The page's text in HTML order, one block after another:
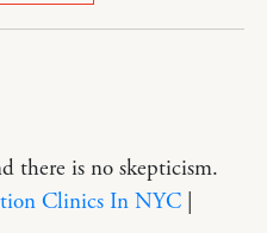
there is no skepticism.
Clinics In NYC